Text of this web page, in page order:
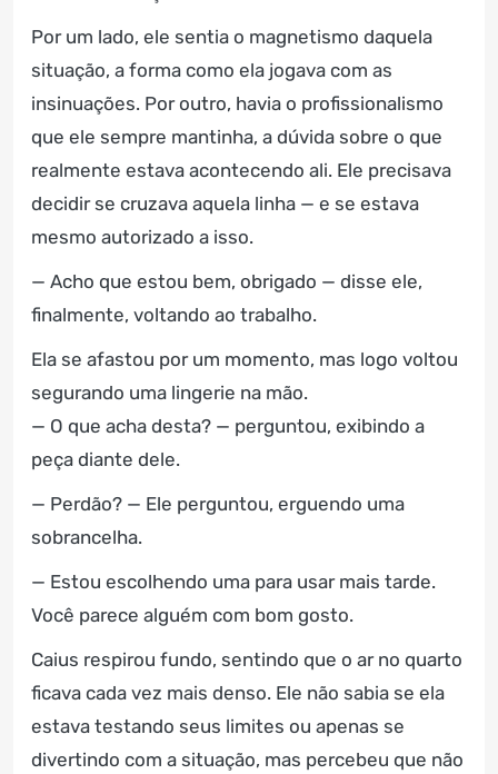
Por um lado, ele sentia o magnetismo daquela
situação, a forma como ela jogava com as
insinuações. Por outro, havia o profissionalismo
que ele sempre mantinha, a dúvida sobre o que
realmente estava acontecendo ali. Ele precisava
decidir se cruzava aquela linha — e se estava
mesmo autorizado a isso.
— Acho que estou bem, obrigado — disse ele,
finalmente, voltando ao trabalho.
Ela se afastou por um momento, mas logo voltou
segurando uma lingerie na mão.
— O que acha desta? — perguntou, exibindo a
peça diante dele.
— Perdão? — Ele perguntou, erguendo uma
sobrancelha.
— Estou escolhendo uma para usar mais tarde.
Você parece alguém com bom gosto.
Caius respirou fundo, sentindo que o ar no quarto
ficava cada vez mais denso. Ele não sabia se ela
estava testando seus limites ou apenas se
divertindo com a situação, mas percebeu que não